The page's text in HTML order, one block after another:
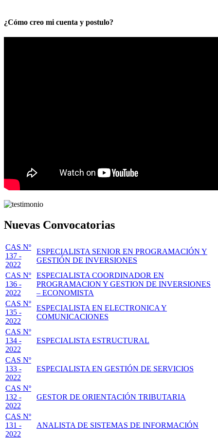
¿Cómo creo mi cuenta y postulo?
Nuevas Convocatorias
CAS Nº
137 -
2022
ESPECIALISTA SENIOR EN PROGRAMACIÓN Y
GESTIÓN DE INVERSIONES
CAS Nº
136 -
2022
ESPECIALISTA COORDINADOR EN
PROGRAMACION Y GESTION DE INVERSIONES
– ECONOMISTA
CAS Nº
135 -
2022
ESPECIALISTA EN ELECTRONICA Y
COMUNICACIONES
CAS Nº
134 -
2022
ESPECIALISTA ESTRUCTURAL
CAS Nº
133 -
2022
ESPECIALISTA EN GESTIÓN DE SERVICIOS
CAS Nº
132 -
2022
GESTOR DE ORIENTACIÓN TRIBUTARIA
CAS Nº
131 -
2022
ANALISTA DE SISTEMAS DE INFORMACIÓN